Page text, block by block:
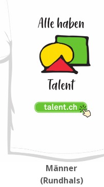
Männer
(Rundhals)